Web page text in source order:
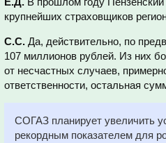
крупнейших страховщиков
С.С. Да, действительно, по
107 миллионов рублей. Из них
от несчастных случаев,
ответственности, остальная
СОГАЗ планирует увеличить
рекордным показателем для